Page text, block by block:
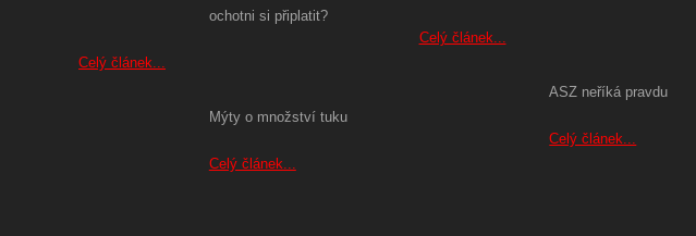
ochotni si připlatit?
Celý článek...
Mýty o množství tuku
Celý článek...
Celý článek...
ASZ neříká pravdu
Celý článek...